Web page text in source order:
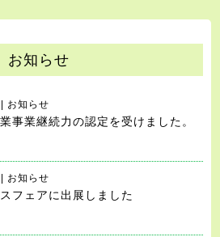
お知らせ
お知らせ
事業継続力の認定を受けました。
お知らせ
フェアに出展しました